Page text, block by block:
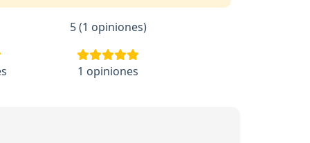
5 (1 opiniones)
1 opiniones